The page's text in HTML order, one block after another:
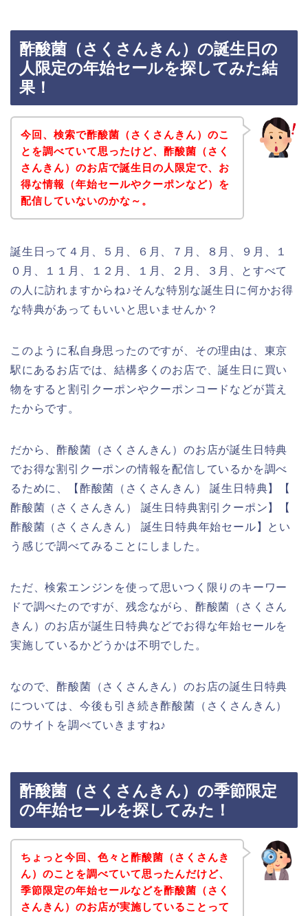
酢酸菌（さくさんきん）の誕生日の
人限定の年始セールを探してみた結
果！
今回、検索で酢酸菌（さくさんきん）のこ
とを調べていて思ったけど、酢酸菌（さく
さんきん）のお店で誕生日の人限定で、お
得な情報（年始セールやクーポンなど）を
配信していないのかな～。
誕生日って４月、５月、６月、７月、８月、９月、１
０月、１１月、１２月、１月、２月、３月、とすべて
の人に訪れますからね♪そんな特別な誕生日に何かお得
な特典があってもいいと思いませんか？
このように私自身思ったのですが、その理由は、東京
駅にあるお店では、結構多くのお店で、誕生日に買い
物をすると割引クーポンやクーポンコードなどが貰え
たからです。
だから、酢酸菌（さくさんきん）のお店が誕生日特典
でお得な割引クーポンの情報を配信しているかを調べ
るために、【酢酸菌（さくさんきん） 誕生日特典】【
酢酸菌（さくさんきん） 誕生日特典割引クーポン】【
酢酸菌（さくさんきん） 誕生日特典年始セール】とい
う感じで調べてみることにしました。
ただ、検索エンジンを使って思いつく限りのキーワー
ドで調べたのですが、残念ながら、酢酸菌（さくさん
きん）のお店が誕生日特典などでお得な年始セールを
実施しているかどうかは不明でした。
なので、酢酸菌（さくさんきん）のお店の誕生日特典
については、今後も引き続き酢酸菌（さくさんきん）
のサイトを調べていきますね♪
酢酸菌（さくさんきん）の季節限定
の年始セールを探してみた！
ちょっと今回、色々と酢酸菌（さくさんき
ん）のことを調べていて思ったんだけど、
季節限定の年始セールなどを酢酸菌（さく
さんきん）のお店が実施していることって